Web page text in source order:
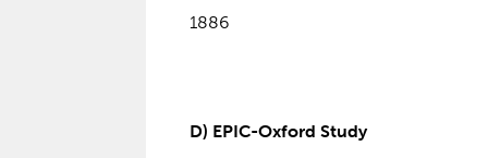
1886
D) EPIC-Oxford Study